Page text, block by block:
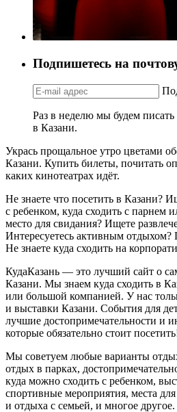
Подпишетесь на
Раз в неделю мы будем
в Казани.
Укрась прощальное утро цветами
Казани. Купить билеты, почитать
каких кинотеатрах идёт.
Не знаете что посетить в Казани?
с ребенком, куда сходить с парнем
место для свидания? Ищете
Интересуетесь активным отдыхом?
Не знаете куда сходить на
КудаКазань — это лучший сайт о
Казани. Мы знаем куда сходить в
или большой компанией. У нас
и выставки Казани. События для
лучшие достопримечательности и
которые обязательно стоит
Мы советуем любые варианты
отдых в парках,
куда можно сходить с ребенком,
спортивные мероприятия, места
и отдыха с семьей, и многое другое.